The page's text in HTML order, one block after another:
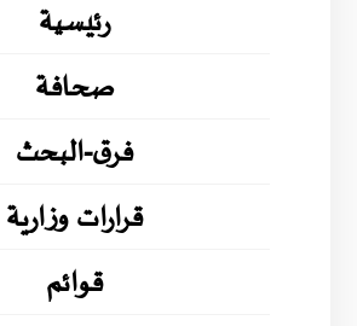
رئيسية
صحافة
فرق-البحث
قرارات وزارية
قوائم